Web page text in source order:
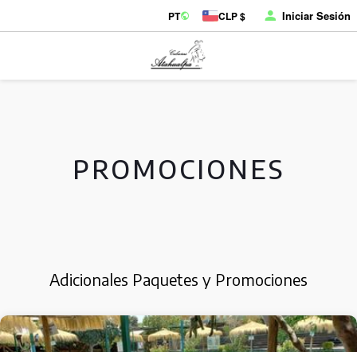
PT CLP $ Iniciar Sesión
PROMOCIONES
Adicionales Paquetes y Promociones